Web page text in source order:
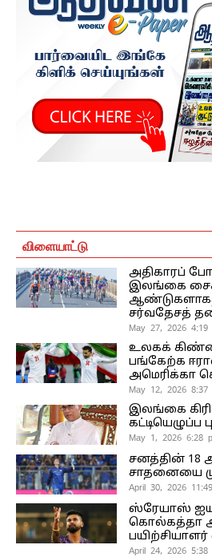
விளையாட்டு
அதிகாரப்
இலங்கை
சர்வதேசத்
May 27, 2026 4:19
உலகக்
பங்கேற்க
அமெரிக்கா
May 12, 2026 8:37
இலங்கை
கட்டியெழுப்ப
May 1, 2026 6:28
சனத்தின் 18
சாதனையை
April 30, 2026
ஸ்ரேயாஸ்
கொல்கத்தா
April 24, 2026 5:38